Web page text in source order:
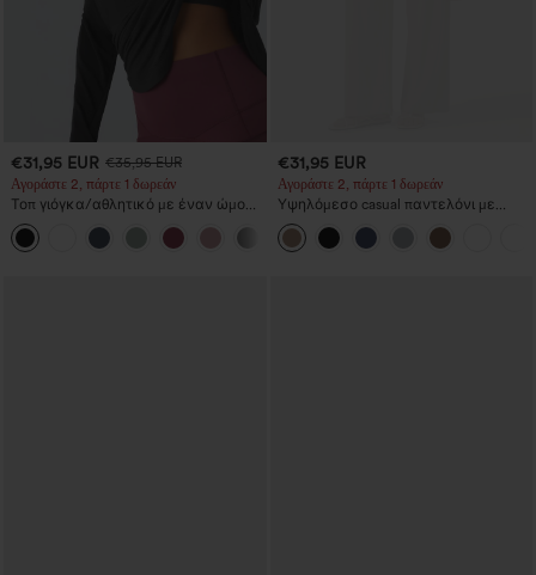
€31,95 EUR €35,95 EUR
Αγοράστε 2, πάρτε 1 δωρεάν
Τοπ γιόγκα/αθλητικό με έναν ώμο
και μακρύ μανίκι, άνοιγμα για
αντίχειρα, καμπυλωτό high-low
τελείωμα, γρήγορο στέγνωμα και
+3
€31,95 EUR
Αγοράστε 2, πάρτε 1 δωρεάν
Υψηλόμεσο casual παντελόνι με
κορδόνι, φαρδιά γραμμή, από μείγμα
λίνου, με τσέπες.